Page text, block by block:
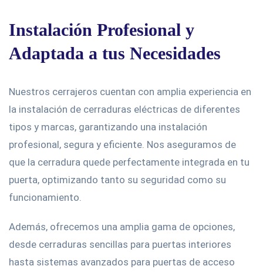
Instalación Profesional y
Adaptada a tus Necesidades
Nuestros cerrajeros cuentan con amplia experiencia en
la instalación de cerraduras eléctricas de diferentes
tipos y marcas, garantizando una instalación
profesional, segura y eficiente. Nos aseguramos de
que la cerradura quede perfectamente integrada en tu
puerta, optimizando tanto su seguridad como su
funcionamiento.
Además, ofrecemos una amplia gama de opciones,
desde cerraduras sencillas para puertas interiores
hasta sistemas avanzados para puertas de acceso